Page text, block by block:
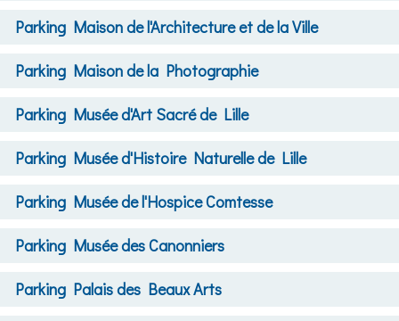
Parking Maison de l'Architecture et de la Ville
Parking Maison de la Photographie
Parking Musée d'Art Sacré de Lille
Parking Musée d'Histoire Naturelle de Lille
Parking Musée de l'Hospice Comtesse
Parking Musée des Canonniers
Parking Palais des Beaux Arts